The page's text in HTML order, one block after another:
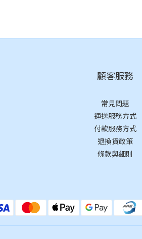
顧客服務
常見問題
運送服務方式
付款服務方式
退換貨政策
條款與細則